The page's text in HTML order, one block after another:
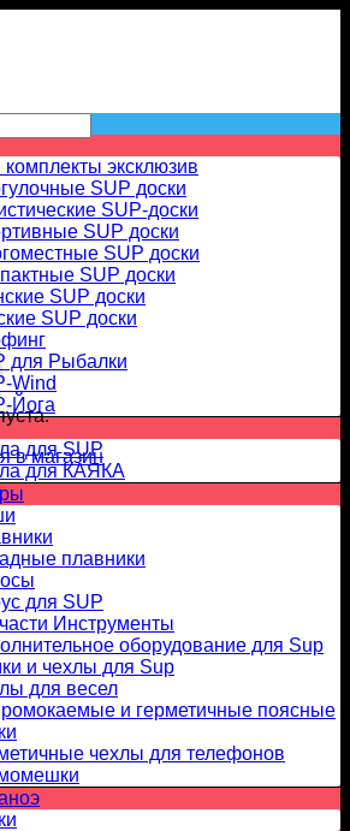
в магазин
эксклюзив
SUP доски
SUP-доски
SUP доски
SUP доски
SUP доски
SUP доски
SUP доски
для Рыбалки
Wind
Йога
для SUP
для КАЯКА
плавники
для SUP
Инструменты
оборудование для Sup
и чехлы для Sup
для весел
и герметичные поясные
чехлы для телефонов